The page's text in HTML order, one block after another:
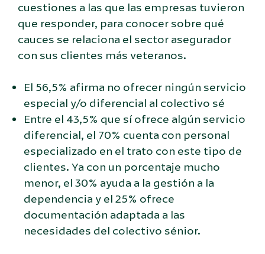
cuestiones a las que las empresas tuvieron
que responder, para conocer sobre qué
cauces se relaciona el sector asegurador
con sus clientes más veteranos.
El 56,5% afirma no ofrecer ningún servicio
especial y/o diferencial al colectivo sé
Entre el 43,5% que sí ofrece algún servicio
diferencial, el 70% cuenta con personal
especializado en el trato con este tipo de
clientes. Ya con un porcentaje mucho
menor, el 30% ayuda a la gestión a la
dependencia y el 25% ofrece
documentación adaptada a las
necesidades del colectivo sénior.